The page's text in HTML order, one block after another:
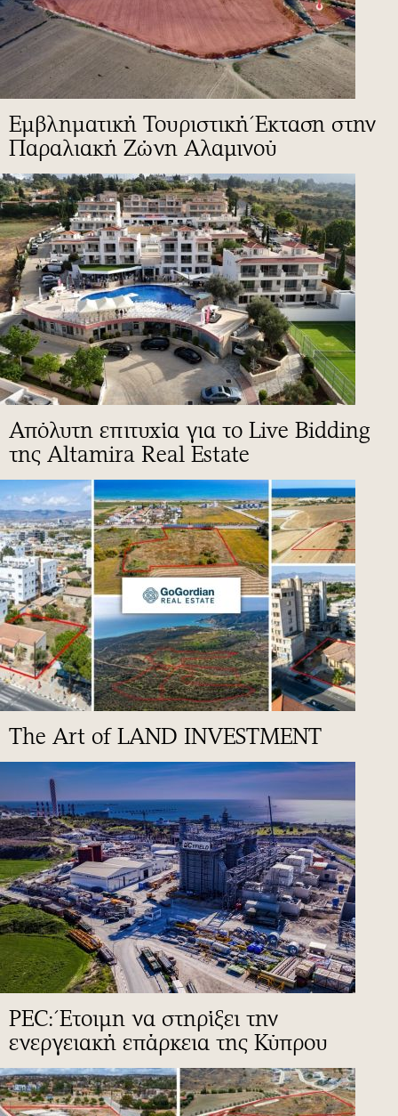
Εμβληματική Τουριστική Έκταση στην
Παραλιακή Ζώνη Αλαμινού
Απόλυτη επιτυχία για το Live Bidding
της Altamira Real Estate
The Art of LAND INVESTMENT
PEC: Έτοιμη να στηρίξει την
ενεργειακή επάρκεια της Κύπρου